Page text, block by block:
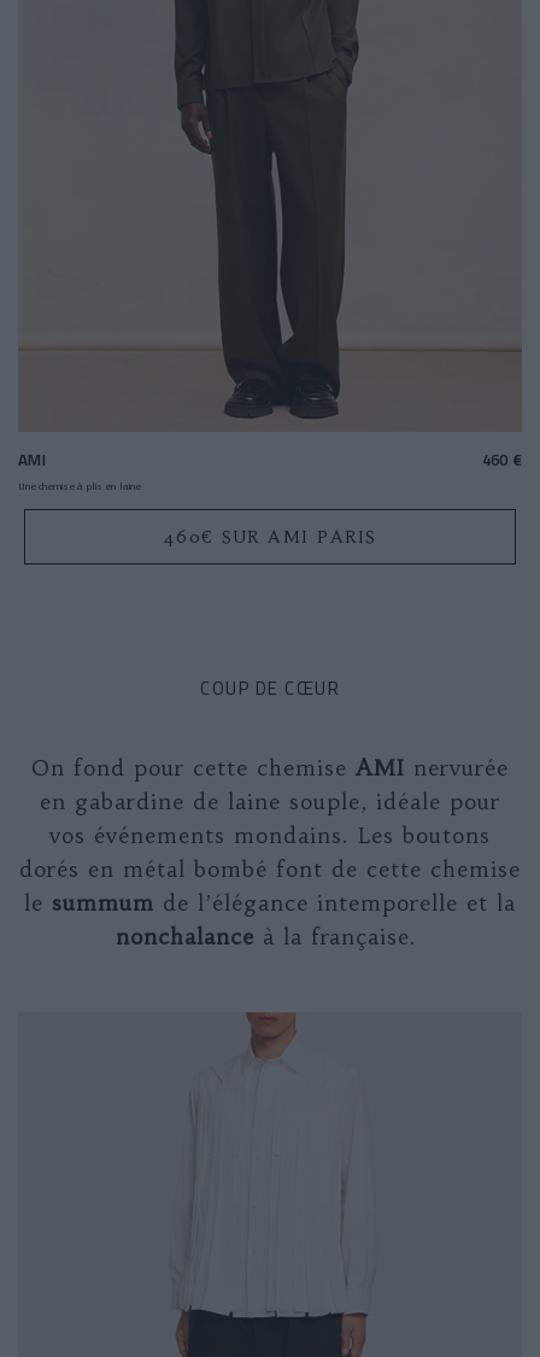
AMI 460 €
Une chemise à plis en laine
460€ SUR AMI PARIS
COUP DE CŒUR
On fond pour cette chemise AMI nervurée
en gabardine de laine souple, idéale pour
vos événements mondains. Les boutons
dorés en métal bombé font de cette chemise
le summum de l’élégance intemporelle et la
nonchalance à la française.